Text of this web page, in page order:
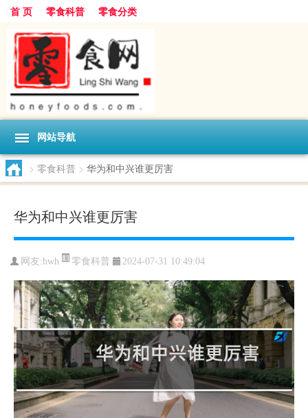
首 页 零食科普 零食分类
网站导航
> 零食科普 > 华为和中兴谁更厉害
华为和中兴谁更厉害
网友:hwh 零食科普 2024-07-31 10:49:04